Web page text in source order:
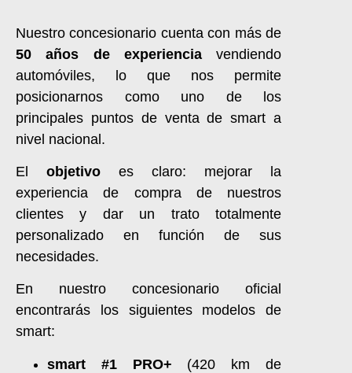
Nuestro concesionario cuenta con más de
50 años de experienciavendiendo
automóviles, lo que nos permite
posicionarnos como uno de los
principales puntos de venta de smart a
nivel nacional.
El objetivo es claro: mejorar la
experiencia de compra de nuestros
clientes y dar un trato totalmente
personalizado en función de sus
necesidades.
En nuestro concesionario oficial
encontrarás los siguientes modelos de
smart:
smart #1 PRO+ (420 km de